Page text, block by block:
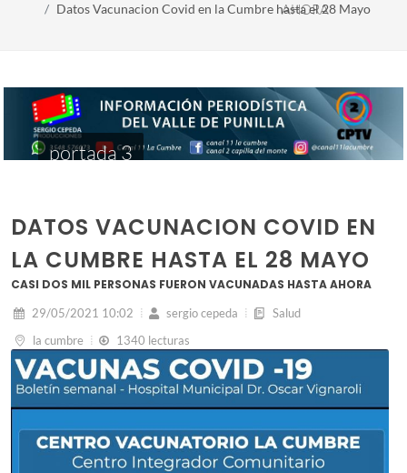
AHORA
Datos Vacunacion Covid en la Cumbre hasta el 28 Mayo
portada 3
DATOS VACUNACION COVID EN
LA CUMBRE HASTA EL 28 MAYO
CASI DOS MIL PERSONAS FUERON VACUNADAS HASTA AHORA
29/05/2021 10:02 sergio cepeda
Salud
la cumbre
1340 lecturas